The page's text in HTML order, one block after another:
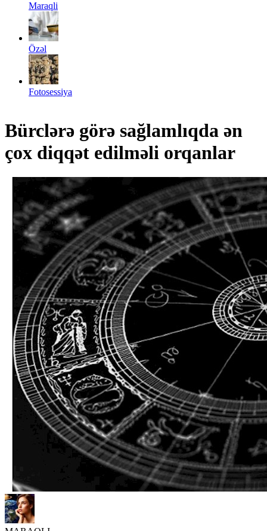
Maraqli
Özəl
Fotosessiya
Bürclərə görə sağlamlıqda ən
çox diqqət edilməli orqanlar